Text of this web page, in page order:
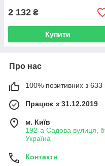
2 132 ₴
Купити
Про нас
100% позитивних з 633
Працює з 31.12.2019
м. Київ
192-а Садова вулиця,
Україна
Контакти